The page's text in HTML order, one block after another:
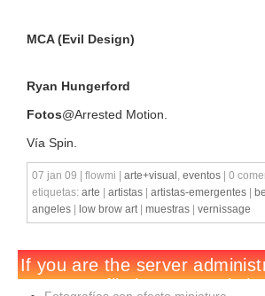
MCA (Evil Design)
Ryan Hungerford
Fotos@Arrested Motion.
Vía Spin.
07 jan 09 | flowmi | arte+visual , eventos | 0
etiquetas: arte artistas artistas-emergentes
angeles
low brow art| muestras vernissage